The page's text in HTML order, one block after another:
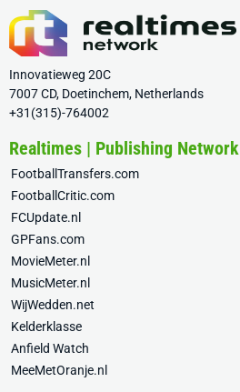
Innovatieweg 20C
7007 CD, Doetinchem, Netherlands
+31(315)-764002
Realtimes | Publishing Network
FootballTransfers.com
FootballCritic.com
FCUpdate.nl
GPFans.com
MovieMeter.nl
MusicMeter.nl
WijWedden.net
Kelderklasse
Anfield Watch
MeeMetOranje.nl